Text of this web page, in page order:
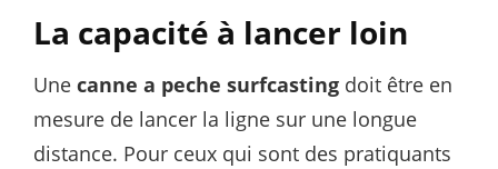
La capacité à lancer loin
Une canne a peche surfcasting doit être en
mesure de lancer la ligne sur une longue
distance. Pour ceux qui sont des pratiquants